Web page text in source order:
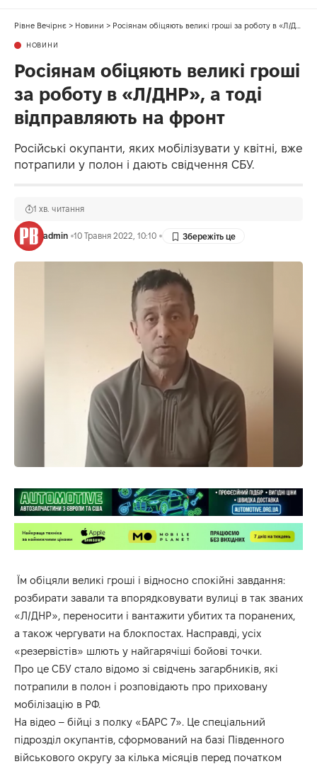
Рівне Вечірнє > Новини > Росіянам обіцяють великі гроші за роботу в «Л/ДНР», а тоді відправляють на фронт
НОВИНИ
Росіянам обіцяють великі гроші
за роботу в «Л/ДНР», а тоді
відправляють на фронт
Російські окупанти, яких мобілізувати у квітні, вже
потрапили у полон і дають свідчення СБУ.
admin 10 Травня 2022, 10:10
1 хв. читання
Їм обіцяли великі гроші і відносно спокійні завдання:
розбирати завали та впорядковувати вулиці в так званих
«Л/ДНР», переносити і вантажити убитих та поранених,
а також чергувати на блокпостах. Насправді, усіх
«резервістів» шлють у найгарячіші бойові точки.
Про це СБУ стало відомо зі свідчень загарбників, які
потрапили в полон і розповідають про приховану
мобілізацію в РФ.
На відео – бійці з полку «БАРС 7». Це спеціальний
підрозділ окупантів, сформований на базі Південного
військового округу за кілька місяців перед початком